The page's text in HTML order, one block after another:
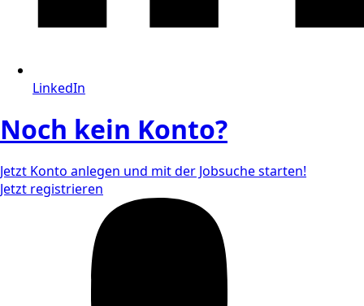
LinkedIn
Noch kein Konto?
Jetzt Konto anlegen und mit der Jobsuche starten!
Jetzt registrieren